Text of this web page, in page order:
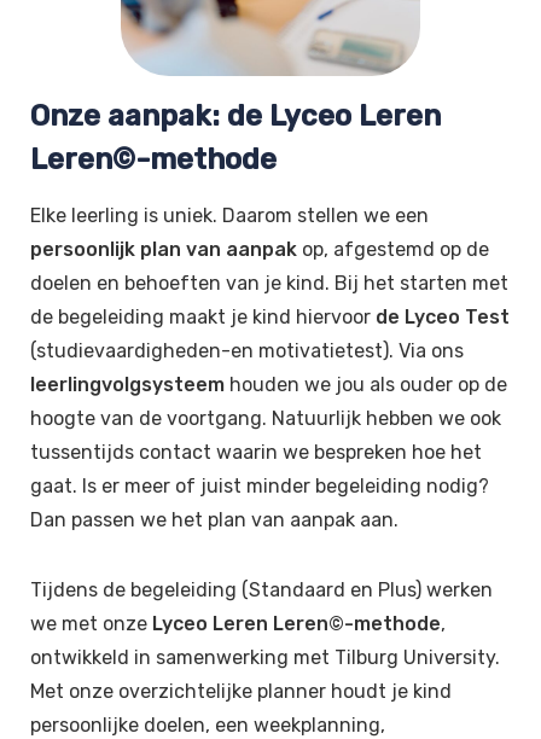
Onze aanpak: de Lyceo Leren
Leren©-methode
Elke leerling is uniek. Daarom stellen we een
persoonlijk plan van aanpak op, afgestemd op de
doelen en behoeften van je kind. Bij het starten met
de begeleiding maakt je kind hiervoor de Lyceo Test
(studievaardigheden-en motivatietest). Via ons
leerlingvolgsysteem houden we jou als ouder op de
hoogte van de voortgang. Natuurlijk hebben we ook
tussentijds contact waarin we bespreken hoe het
gaat. Is er meer of juist minder begeleiding nodig?
Dan passen we het plan van aanpak aan.
Tijdens de begeleiding (Standaard en Plus) werken
we met onze Lyceo Leren Leren©-methode,
ontwikkeld in samenwerking met Tilburg University.
Met onze overzichtelijke planner houdt je kind
persoonlijke doelen, een weekplanning,